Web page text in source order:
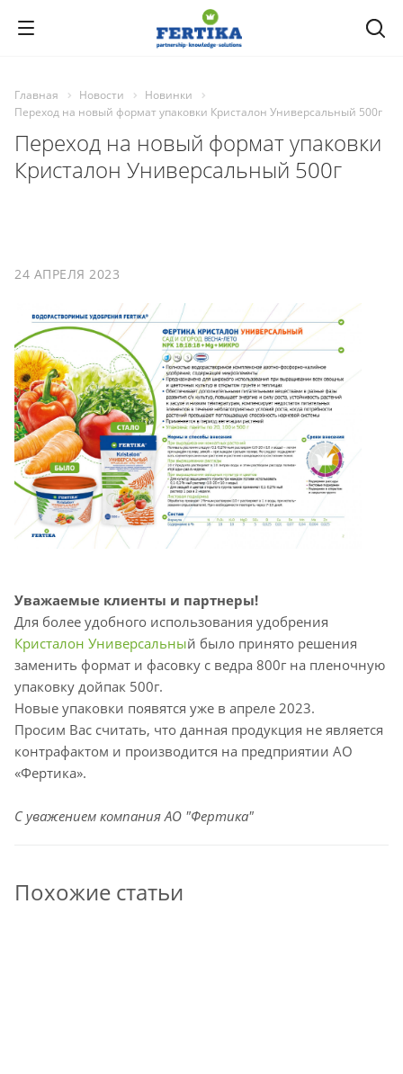
Главная Новости
Новинки
Переход на новый формат упаковки Кристалон Универсальный 500г
Переход на новый формат упаковки
Кристалон Универсальный 500г
24 АПРЕЛЯ 2023
Уважаемые клиенты и партнеры!
Для более удобного использования удобрения
Кристалон Универсальный было принято решения
заменить формат и фасовку с ведра 800г на пленочную
упаковку дойпак 500г.
Новые упаковки появятся уже в апреле 2023.
Просим Вас считать, что данная продукция не является
контрафактом и производится на предприятии АО
«Фертика».
С уважением компания АО "Фертика"
Похожие статьи